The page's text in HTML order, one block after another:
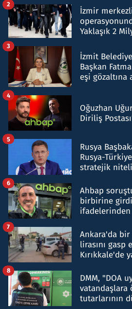
İzmir
Yaklaşık 2
2
İzmit
Başkan
eşi gözaltına
3
Oğuzhan
Diriliş
4
Rusya
Rusya-
stratejik
5
Ahbap
birbirine
ifadelerinden
6
Ankara'da
lirasını gasp
Kırıkkale'de
7
DMM, "DOA
vatandaşlara
tutarlarının
8